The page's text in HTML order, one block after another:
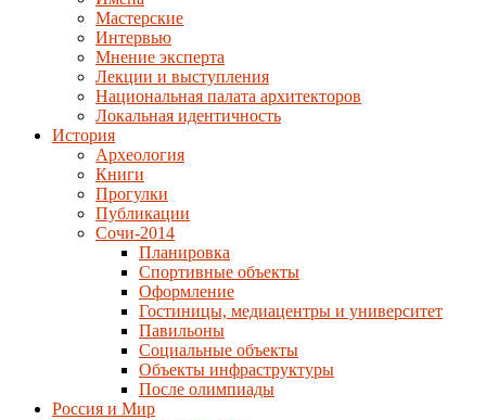
Мастерские
Интервью
Мнение эксперта
Лекции и выступления
Национальная палата архитекторов
Локальная идентичность
История
Археология
Книги
Прогулки
Публикации
Сочи-2014
Планировка
Спортивные объекты
Оформление
Гостиницы, медиацентры и университет
Павильоны
Социальные объекты
Объекты инфраструктуры
После олимпиады
Россия и Мир